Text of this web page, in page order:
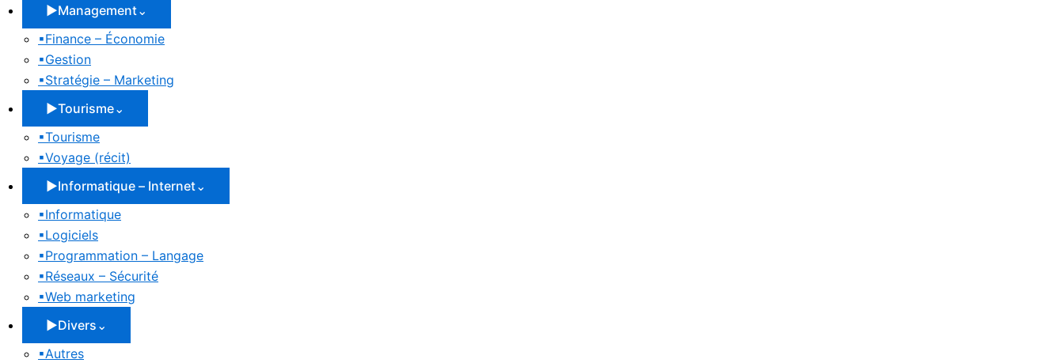
▶Management⌄
▪Finance – Économie
▪Gestion
▪Stratégie – Marketing
▶Tourisme⌄
▪Tourisme
▪Voyage (récit)
▶Informatique – Internet⌄
▪Informatique
▪Logiciels
▪Programmation – Langage
▪Réseaux – Sécurité
▪Web marketing
▶Divers ⌄
▪Autres